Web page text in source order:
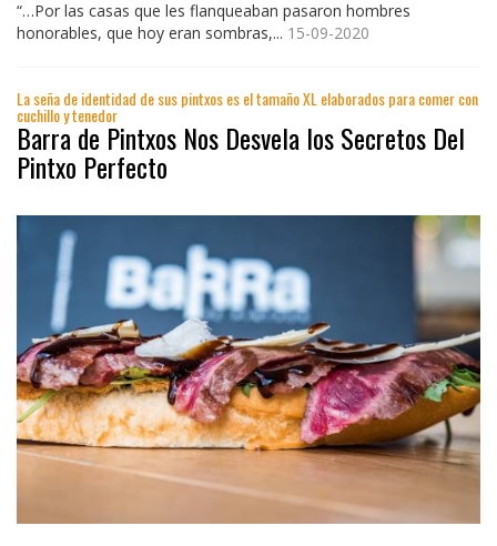
“…Por las casas que les flanqueaban pasaron hombres
honorables, que hoy eran sombras,... 15-09-2020
La seña de identidad de sus pintxos es el tamaño XL elaborados para comer con
cuchillo y tenedor
Barra de Pintxos Nos Desvela los Secretos Del
Pintxo Perfecto